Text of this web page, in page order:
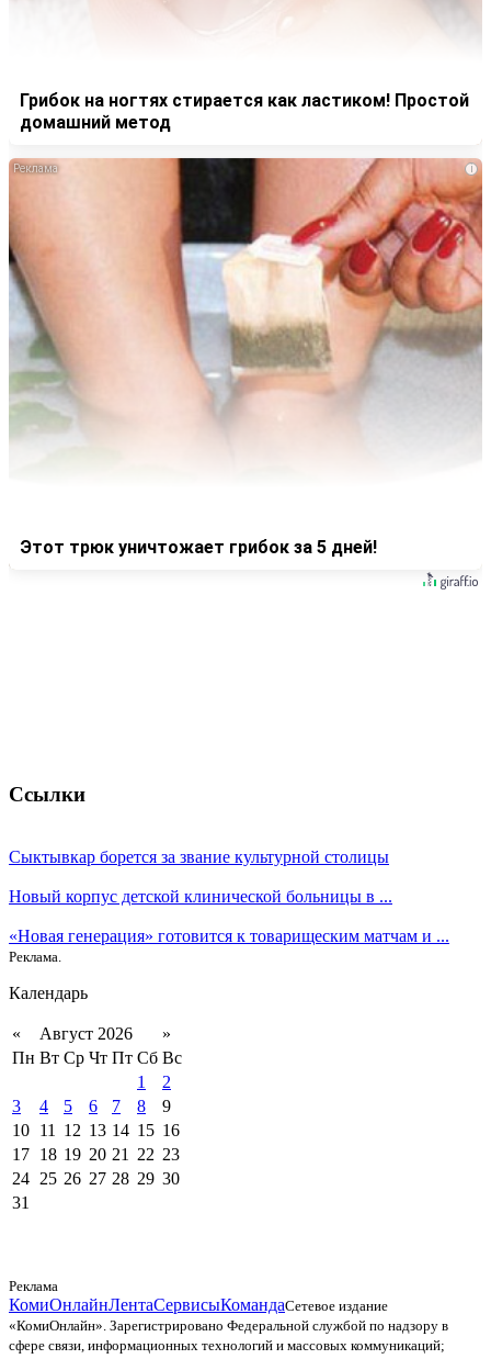
Грибок на ногтях стирается как ластиком! Простой
домашний метод
i
Этот трюк уничтожает грибок за 5 дней!
Ссылки
Сыктывкар борется за звание культурной столицы
Новый корпус детской клинической больницы в ...
«Новая генерация» готовится к товарищеским матчам и ...
Реклама.
Календарь
« Август 2026
»
Пн Вт Ср Чт Пт Сб Вс
1
2
3
4 5 6 7 8
9
10 11 12 13 14 15 16
17 18 19 20 21 22 23
24 25 26 27 28 29 30
31
Реклама
КомиОнлайнЛентаСервисыКомандаСетевое издание
«КомиОнлайн». Зарегистрировано Федеральной службой по надзору в
сфере связи, информационных технологий и массовых коммуникаций;